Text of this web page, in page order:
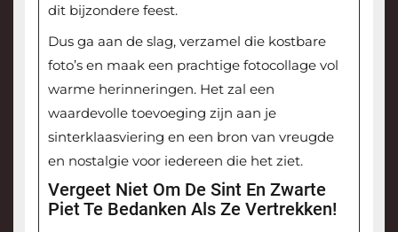
dit bijzondere feest.
Dus ga aan de slag, verzamel die kostbare
foto’s en maak een prachtige fotocollage vol
warme herinneringen. Het zal een
waardevolle toevoeging zijn aan je
sinterklaasviering en een bron van vreugde
en nostalgie voor iedereen die het ziet.
Vergeet Niet Om De Sint En Zwarte
Piet Te Bedanken Als Ze Vertrekken!